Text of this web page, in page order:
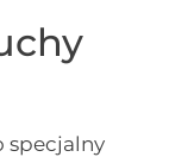
specjalny